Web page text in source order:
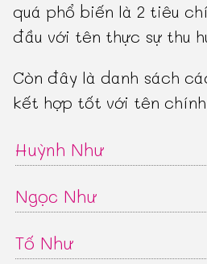
quá phổ biến là 2 tiêu
đầu với tên thực sự thu
Còn đây là danh sách
kết hợp tốt với tên chính
Huỳnh Như
Ngọc Như
Tố Như